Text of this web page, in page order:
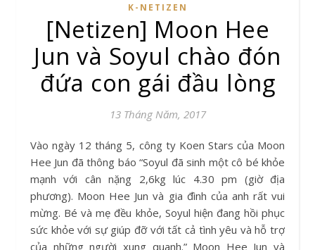
K-NETIZEN
[Netizen] Moon Hee
Jun và Soyul chào đón
đứa con gái đầu lòng
13 Tháng Năm, 2017
Vào ngày 12 tháng 5, công ty Koen Stars của Moon
Hee Jun đã thông báo “Soyul đã sinh một cô bé khỏe
mạnh với cân nặng 2,6kg lúc 4.30 pm (giờ địa
phương). Moon Hee Jun và gia đình của anh rất vui
mừng. Bé và mẹ đều khỏe, Soyul hiện đang hồi phục
sức khỏe với sự giúp đỡ với tất cả tình yêu và hỗ trợ
của những người xung quanh.” Moon Hee Jun và